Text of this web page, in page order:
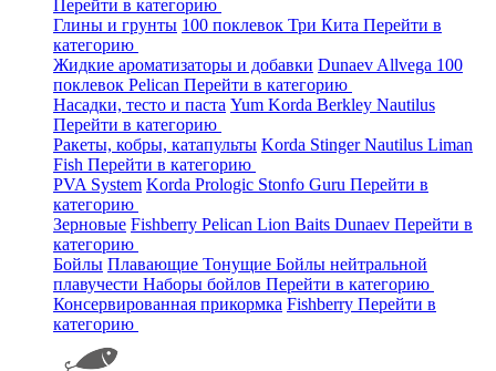
Перейти в категорию
Глины и грунты 100 поклевок Три Кита Перейти в
категорию
Жидкие ароматизаторы и добавки Dunaev Allvega 100
поклевок Pelican Перейти в категорию
Насадки, тесто и паста Yum Korda Berkley Nautilus
Перейти в категорию
Ракеты, кобры, катапульты Korda StingerNautilus Liman
Fish Перейти в категорию
PVA System Korda Prologic Stonfo Guru Перейти в
категорию
Зерновые Fishberry Pelican Lion Baits Dunaev Перейти в
категорию
Бойлы Плавающие Тонущие Бойлы нейтральной
плавучести Наборы бойлов Перейти в категорию
Консервированная прикормка Fishberry Перейти в
категорию